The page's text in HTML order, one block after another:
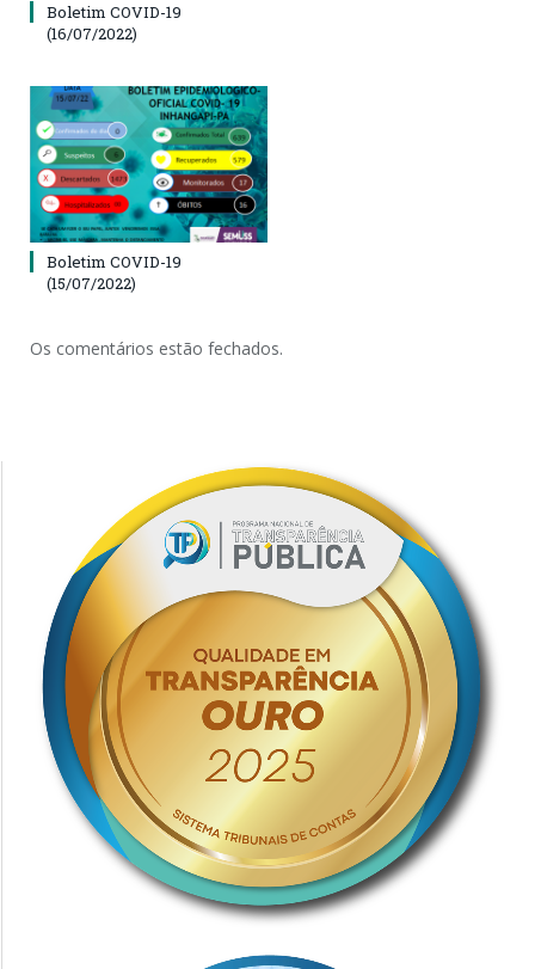
Boletim COVID-19
(16/07/2022)
Boletim COVID-19
(15/07/2022)
Os comentários estão fechados.